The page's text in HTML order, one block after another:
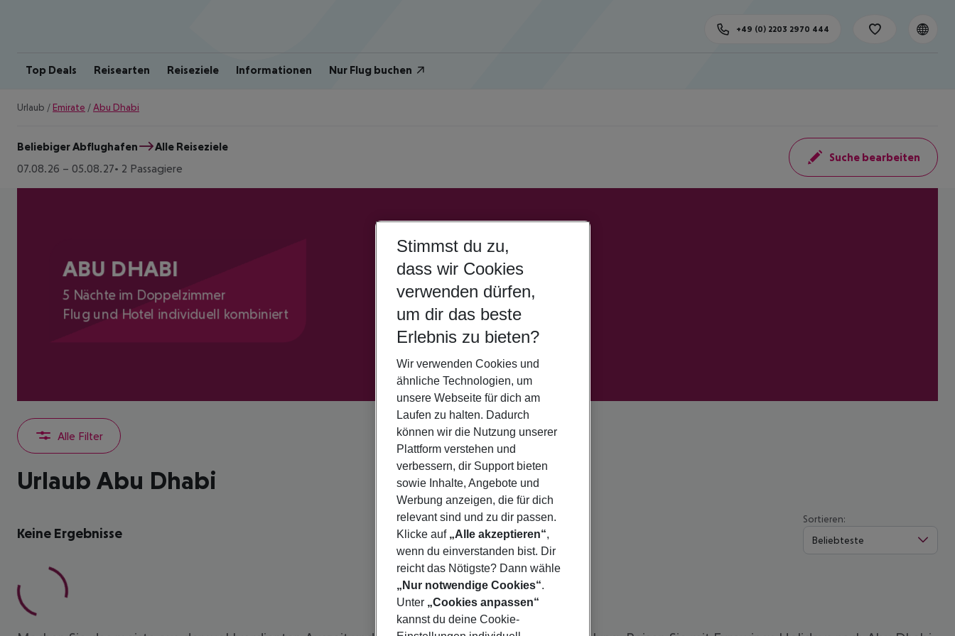
Top Deals Reisearten Reiseziele Informationen Nur Flug buchen
+49 (0) 2203 2970 444
Urlaub / Emirate /Abu Dhabi
Beliebiger Abflughafen
Alle Reiseziele
07.08.26 – 05.08.27 2 Passagiere
Suche bearbeiten
ABU DHABI
5 Nächte im Doppelzimmer
Flug und Hotel individuell kombiniert
Alle Filter
Urlaub Abu Dhabi
Keine Ergebnisse
Sortieren:
Beliebteste
Stimmst du zu,
dass wir Cookies
verwenden dürfen,
um dir das beste
Erlebnis zu bieten?
Wir verwenden Cookies und
ähnliche Technologien, um
unsere Webseite für dich am
Laufen zu halten. Dadurch
können wir die Nutzung unserer
Plattform verstehen und
verbessern, dir Support bieten
sowie Inhalte, Angebote und
Werbung anzeigen, die für dich
relevant sind und zu dir passen.
Klicke auf „Alle akzeptieren“,
wenn du einverstanden bist. Dir
reicht das Nötigste? Dann wähle
„Nur notwendige Cookies“.
Unter „Cookies anpassen“
kannst du deine Cookie-